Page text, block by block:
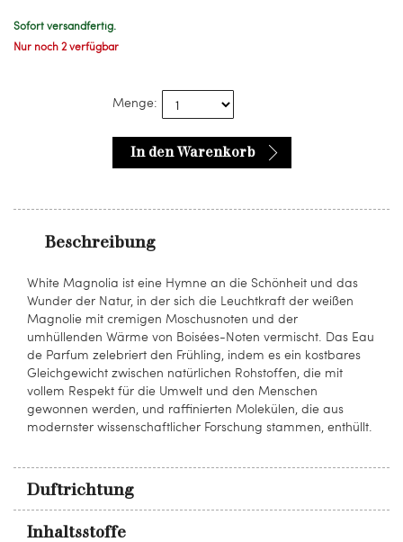
Sofort versandfertig.
Nur noch 2 verfügbar
Menge:
In den Warenkorb
Beschreibung
White Magnolia ist eine Hymne an die Schönheit und das
Wunder der Natur, in der sich die Leuchtkraft der weißen
Magnolie mit cremigen Moschusnoten und der
umhüllenden Wärme von Boisées-Noten vermischt. Das Eau
de Parfum zelebriert den Frühling, indem es ein kostbares
Gleichgewicht zwischen natürlichen Rohstoffen, die mit
vollem Respekt für die Umwelt und den Menschen
gewonnen werden, und raffinierten Molekülen, die aus
modernster wissenschaftlicher Forschung stammen, enthüllt.
Duftrichtung
Inhaltsstoffe